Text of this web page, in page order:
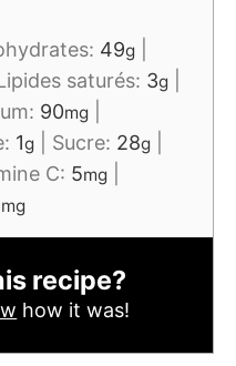
49g
saturés: 3g
90mg
1g Sucre: 28g
C: 5mg
mg
recipe?
how it was!